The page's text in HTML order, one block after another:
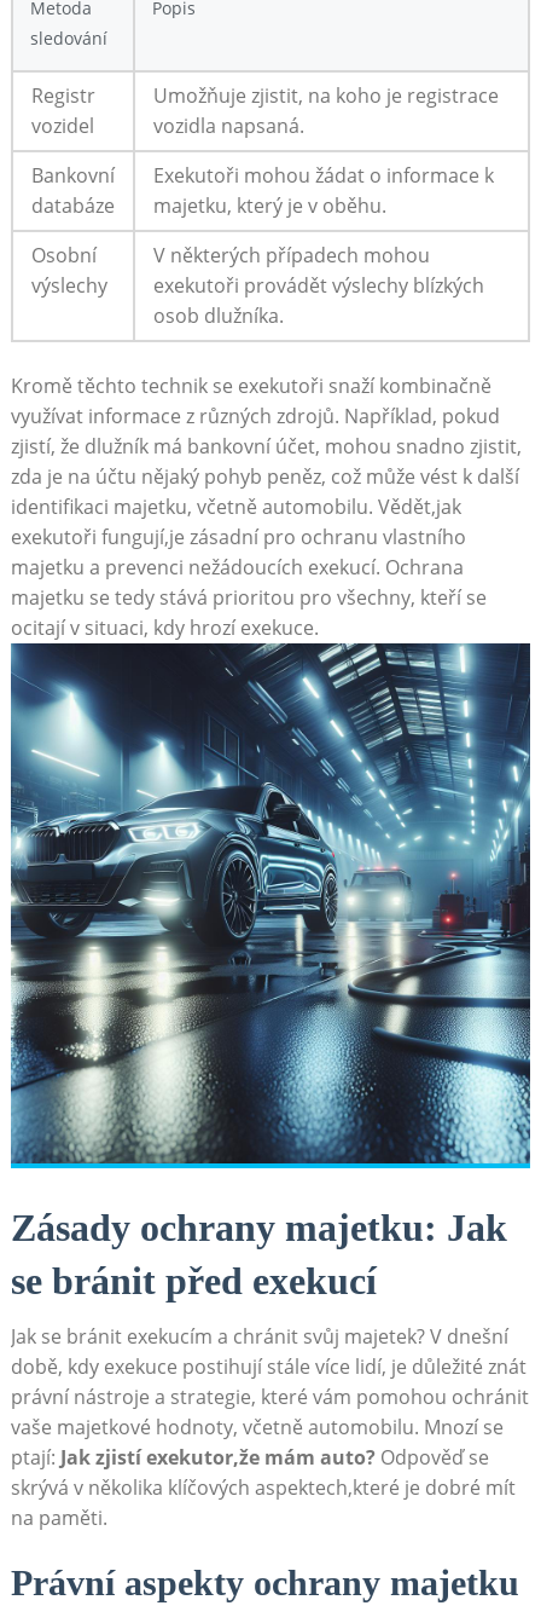
Metoda
sledování
Popis
Registr
vozidel
Umožňuje ⁣zjistit, na koho ‍je registrace
vozidla napsaná.
Bankovní
databáze
Exekutoři mohou ‍žádat o informace ⁣k
majetku, který je v oběhu.
Osobní
výslechy
V některých případech mohou
exekutoři provádět ‌výslechy blízkých
osob‍ dlužníka.
Kromě těchto technik se exekutoři snaží⁤ kombinačně
využívat informace z‍ různých‍ zdrojů. Například, pokud⁢
zjistí, že dlužník ⁢má ​bankovní účet, mohou snadno zjistit,
zda je na účtu nějaký pohyb peněz, což ‌může vést k další
identifikaci majetku, včetně automobilu. Vědět,jak
exekutoři fungují,je ⁤zásadní pro ochranu vlastního
majetku a prevenci nežádoucích exekucí. Ochrana
majetku se⁣ tedy​ stává‍ prioritou pro ⁤všechny, kteří ‌se
ocitají v situaci, kdy hrozí⁣ exekuce.
Zásady ochrany majetku: Jak
se‍ bránit před exekucí
Jak se bránit exekucím a chránit svůj majetek? V dnešní
době, kdy exekuce ⁤postihují stále více lidí,⁣ je důležité znát
právní⁣ nástroje a strategie, ⁤které vám pomohou ochránit
vaše ⁢majetkové hodnoty, včetně automobilu. Mnozí⁢ se
ptají: Jak zjistí exekutor,že mám auto? Odpověď se
⁢skrývá v několika klíčových aspektech,které je dobré mít
na paměti.
Právní aspekty‌ ochrany majetku